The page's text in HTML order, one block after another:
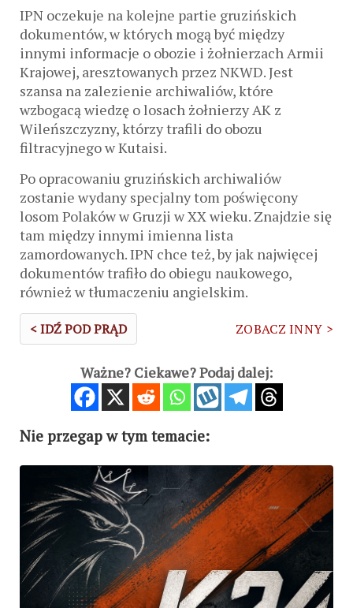
IPN oczekuje na kolejne partie gruzińskich
dokumentów, w których mogą być między
innymi informacje o obozie i żołnierzach Armii
Krajowej, aresztowanych przez NKWD. Jest
szansa na zalezienie archiwaliów, które
wzbogacą wiedzę o losach żołnierzy AK z
Wileńszczyzny, którzy trafili do obozu
filtracyjnego w Kutaisi.
Po opracowaniu gruzińskich archiwaliów
zostanie wydany specjalny tom poświęcony
losom Polaków w Gruzji w XX wieku. Znajdzie się
tam między innymi imienna lista
zamordowanych. IPN chce też, by jak najwięcej
dokumentów trafiło do obiegu naukowego,
również w tłumaczeniu angielskim.
< IDŹ POD PRĄD ZOBACZ INNY >
Ważne? Ciekawe? Podaj dalej:
Nie przegap w tym temacie: